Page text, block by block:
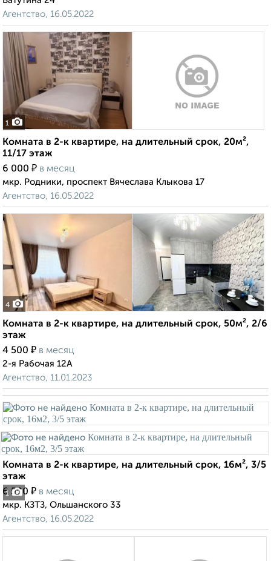
Агентство, 16.05.2022
1
Комната в 2-к квартире, на длительный срок, 20м²,
11/17 этаж
6 000 ₽ в месяц
мкр. Родники, проспект Вячеслава Клыкова 17
Агентство, 16.05.2022
4
Комната в 2-к квартире, на длительный срок, 50м², 2/6
этаж
4 500 ₽ в месяц
2-я Рабочая 12А
Агентство, 11.01.2023
1
Комната в 2-к квартире, на длительный срок, 16м², 3/5
этаж
6 500 ₽ в месяц
мкр. КЗТЗ, Ольшанского 33
Агентство, 16.05.2022